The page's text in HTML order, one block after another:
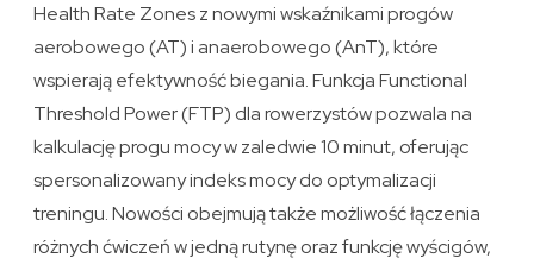
Health Rate Zones z nowymi wskaźnikami progów
aerobowego (AT) i anaerobowego (AnT), które
wspierają efektywność biegania. Funkcja Functional
Threshold Power (FTP) dla rowerzystów pozwala na
kalkulację progu mocy w zaledwie 10 minut, oferując
spersonalizowany indeks mocy do optymalizacji
treningu. Nowości obejmują także możliwość łączenia
różnych ćwiczeń w jedną rutynę oraz funkcję wyścigów,